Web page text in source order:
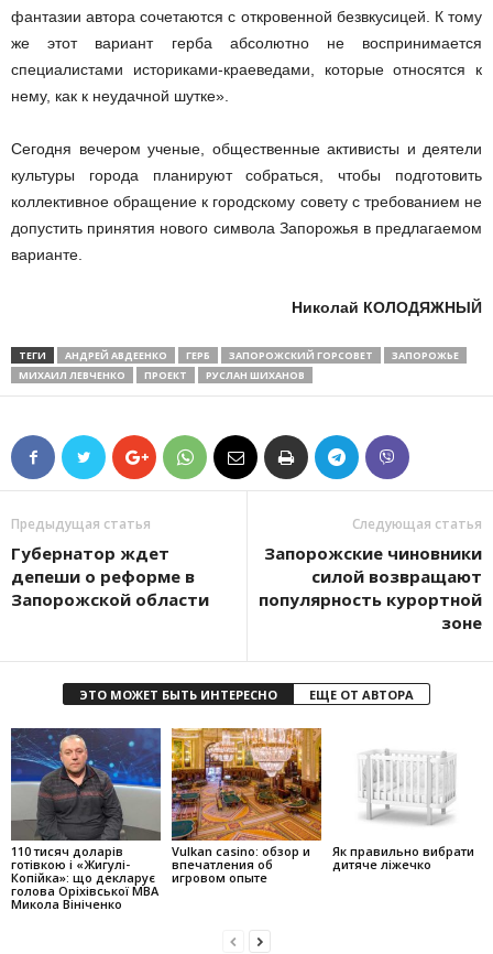
фантазии автора сочетаются с откровенной безвкусицей. К тому
же этот вариант герба абсолютно не воспринимается
специалистами историками-краеведами, которые относятся к
нему, как к неудачной шутке».
Сегодня вечером ученые, общественные активисты и деятели
культуры города планируют собраться, чтобы подготовить
коллективное обращение к городскому совету с требованием не
допустить принятия нового символа Запорожья в предлагаемом
варианте.
Николай КОЛОДЯЖНЫЙ
ТЕГИ АНДРЕЙ АВДЕЕНКО ГЕРБ ЗАПОРОЖСКИЙ ГОРСОВЕТ
ЗАПОРОЖЬЕ
МИХАИЛ ЛЕВЧЕНКО
ПРОЕКТ РУСЛАН ШИХАНОВ
Предыдущая статья
Губернатор ждет
депеши о реформе в
Запорожской области
Следующая статья
Запорожские чиновники
силой возвращают
популярность курортной
зоне
ЭТО МОЖЕТ БЫТЬ ИНТЕРЕСНО ЕЩЕ ОТ АВТОРА
110 тисяч доларів
готівкою і «Жигулі-
Копійка»: що декларує
голова Оріхівської МВА
Микола Вініченко
Vulkan casino: обзор и
впечатления об
игровом опыте
Як правильно вибрати
дитяче ліжечко